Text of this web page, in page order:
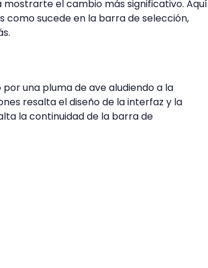
el cambio más significativo. Aquí
sucede en la barra de selección,
una pluma de ave aludiendo a la
resalta el diseño de la interfaz y la
la continuidad de la barra de